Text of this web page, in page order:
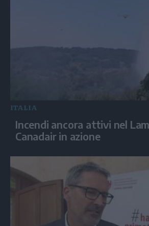
ITALIA
Incendi ancora attivi nel
Canadair in azione